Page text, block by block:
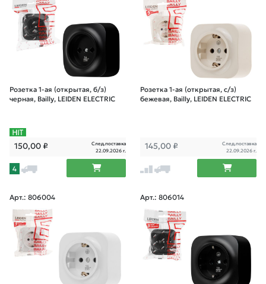
Розетка 1-ая (открытая, б/з)
черная, Bailly, LEIDEN ELECTRIC
150,00₽
След.поставка
22.09.2026 г.
4
Розетка 1-ая (открытая, с/з)
бежевая, Bailly, LEIDEN ELECTRIC
145,00 ₽
След.поставка
22.09.2026 г.
Арт.: 806004 Арт.: 806014